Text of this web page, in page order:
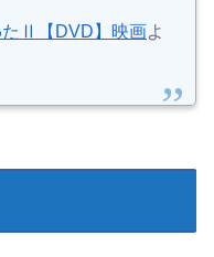
たⅡ【DVD】映画よ